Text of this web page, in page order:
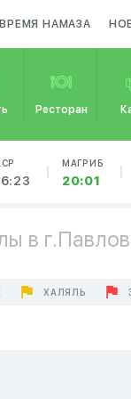
ВРЕМЯ НАМАЗА
Ресторан
МАГРИБ
20:01
в
ХАЛЯЛЬ